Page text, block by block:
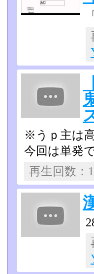
※うｐ主は
今回は単発
再生回数